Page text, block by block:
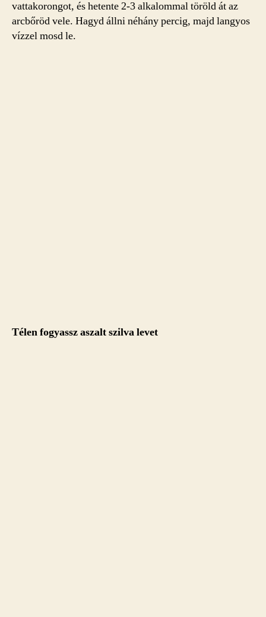
vattakorongot, és hetente 2-3 alkalommal töröld át az
arcbőröd vele. Hagyd állni néhány percig, majd langyos
vízzel mosd le.
Télen fogyassz aszalt szilva levet